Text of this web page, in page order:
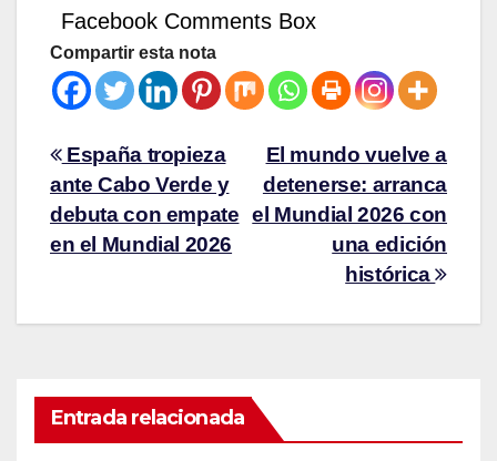
Facebook Comments Box
Compartir esta nota
El mundo vuelve a
detenerse: arranca
el Mundial 2026 con
una edición
histórica
España tropieza
ante Cabo Verde y
debuta con empate
en el Mundial 2026
Entrada relacionada